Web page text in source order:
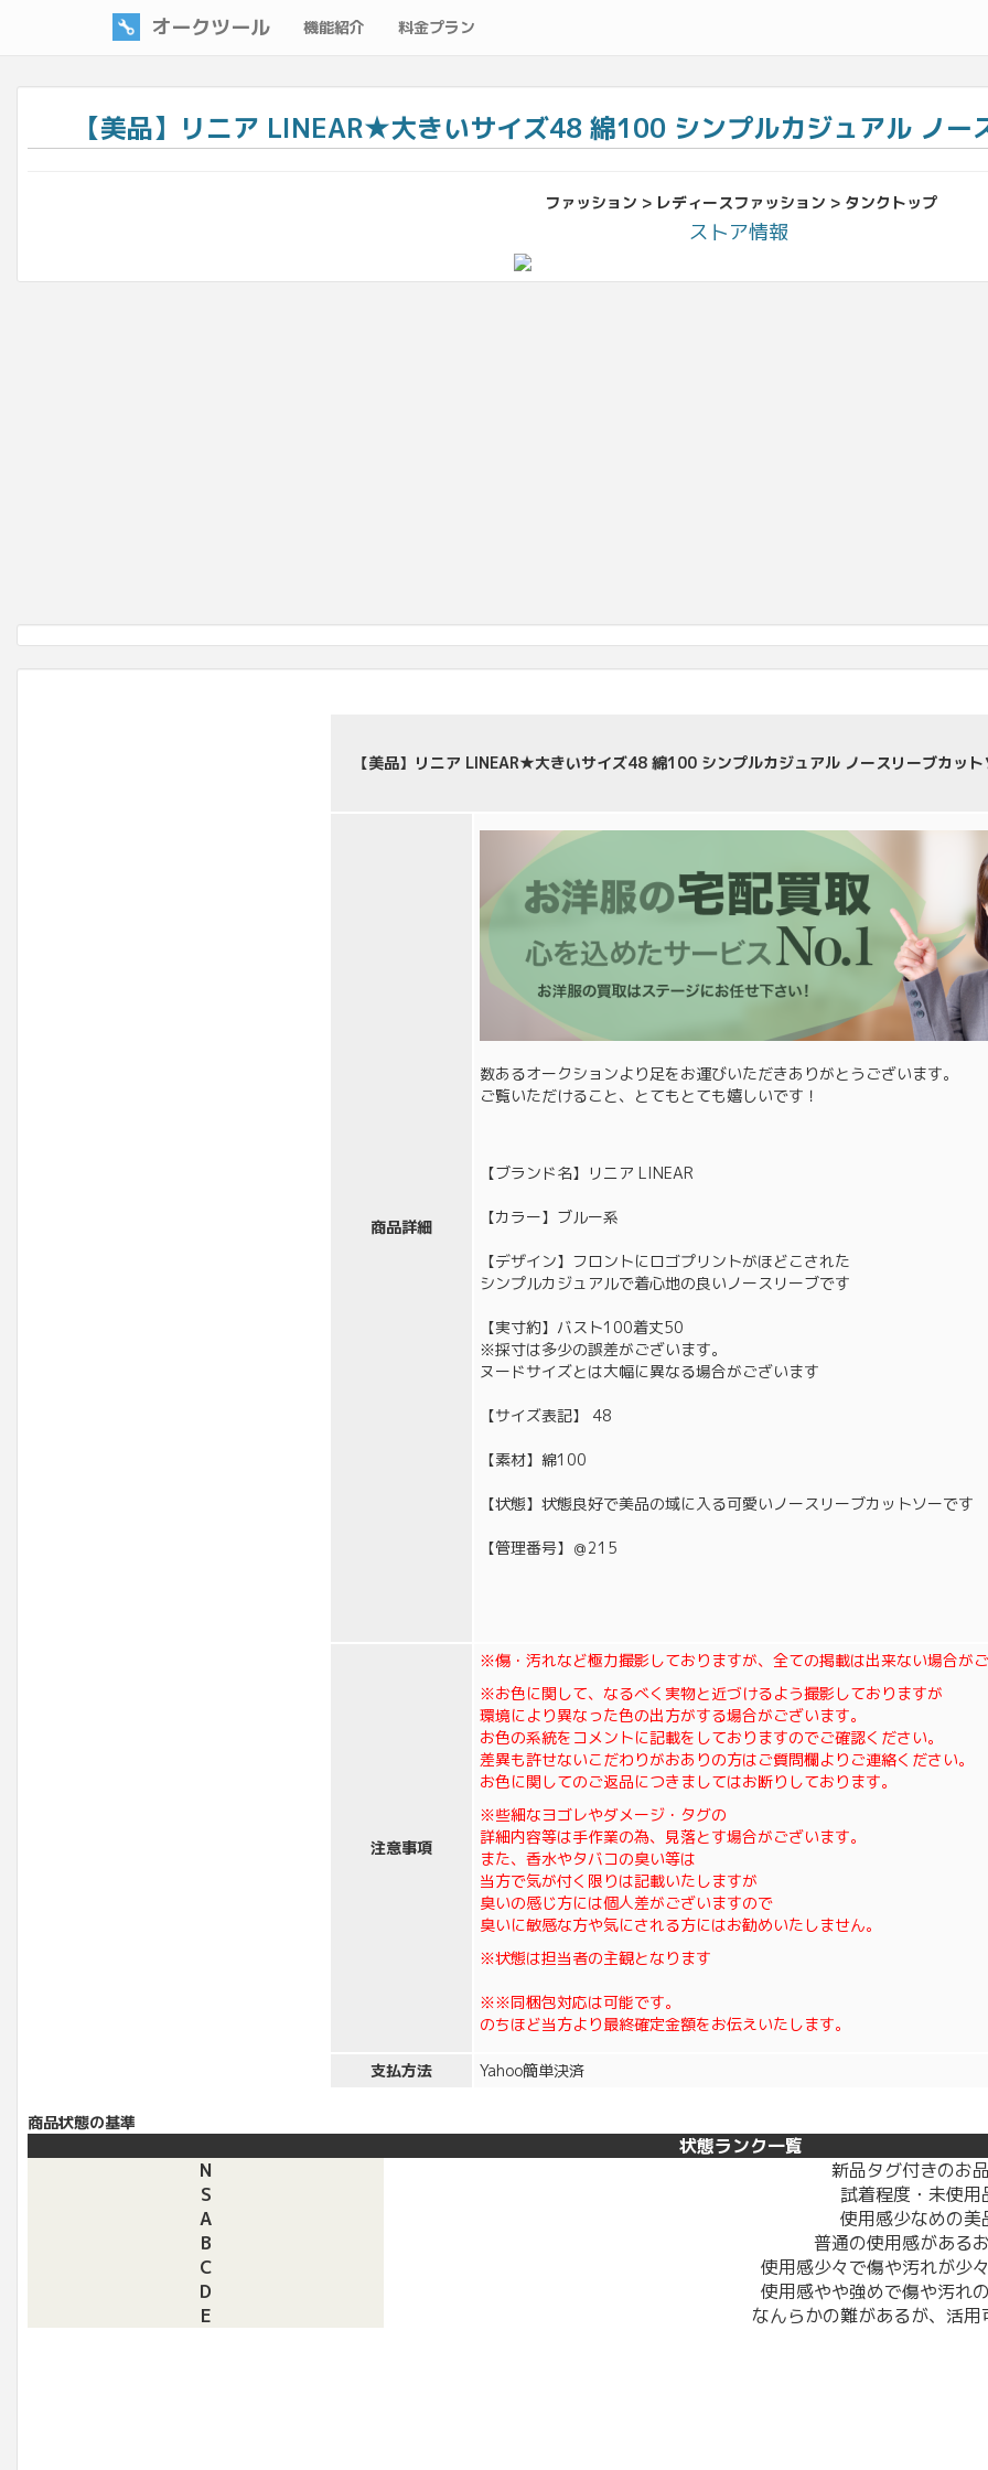
オークツール 機能紹介 料金プラン
【美品】リニア LINEAR★大きいサイズ48 綿100 シンプルカジュアル ノ
ファッション > レディースファッション > タンクトップ
ストア情報
【美品】リニア LINEAR★大きいサイズ48 綿100 シンプルカジュアル ノースリーブカッ
商品詳細
数あるオークションより足をお運びいただきありがとうございます。
ご覧いただけること、とてもとても嬉しいです！
【ブランド名】リニア LINEAR
【カラー】ブルー系
【デザイン】フロントにロゴプリントがほどこされた
シンプルカジュアルで着心地の良いノースリーブです
【実寸約】バスト100着丈50
※採寸は多少の誤差がございます。
ヌードサイズとは大幅に異なる場合がございます
【サイズ表記】 48
【素材】綿100
【状態】状態良好で美品の域に入る可愛いノースリーブカットソーです
【管理番号】＠215
注意事項
※傷・汚れなど極力撮影しておりますが、全ての掲載は出来ない場合がご
※お色に関して、なるべく実物と近づけるよう撮影しておりますが
環境により異なった色の出方がする場合がございます。
お色の系統をコメントに記載をしておりますのでご確認ください。
差異も許せないこだわりがおありの方はご質問欄よりご連絡ください。
お色に関してのご返品につきましてはお断りしております。
※些細なヨゴレやダメージ・タグの
詳細内容等は手作業の為、見落とす場合がございます。
また、香水やタバコの臭い等は
当方で気が付く限りは記載いたしますが
臭いの感じ方には個人差がございますので
臭いに敏感な方や気にされる方にはお勧めいたしません。
※状態は担当者の主観となります
※※同梱包対応は可能です。
のちほど当方より最終確定金額をお伝えいたします。
支払方法 Yahoo簡単決済
商品状態の基準
状態ランク一覧
N
新品タグ付きのお
S
試着程度・未使用
A
使用感少なめの美
B
普通の使用感がある
C
使用感少々で傷や汚れが少
D
使用感やや強めで傷や汚れ
E
なんらかの難があるが、活用